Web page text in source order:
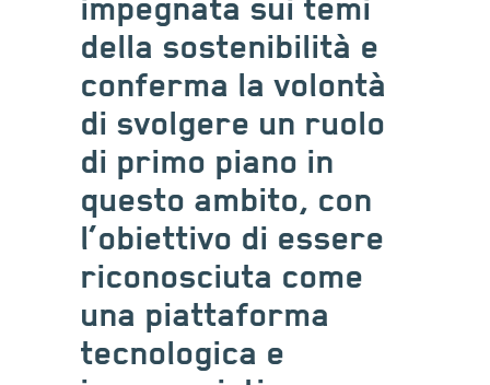
impegnata sui temi
della sostenibilità e
conferma la volontà
di svolgere un ruolo
di primo piano in
questo ambito, con
l’obiettivo di essere
riconosciuta come
una piattaforma
tecnologica e